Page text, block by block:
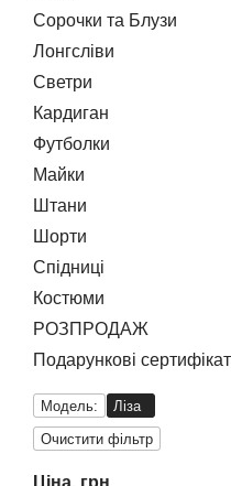
Сорочки та Блузи
Лонгсліви
Светри
Кардиган
Футболки
Майки
Штани
Шорти
Спідниці
Костюми
РОЗПРОДАЖ
Подарункові
Модель:
Ліза
Очистити фільтр
Ціна, грн